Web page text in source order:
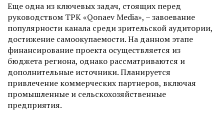
Еще одна из ключевых задач, стоящих перед
руководством ТРК «Qonaev Media», – завое­вание
популярности канала среди зрительской аудитории,
дос­тижение самоокупаемости. На данном этапе
финансирование проекта осуществляется из
бюджета регио­на, однако рассматриваются и
дополнительные источники. Планируется
привлечение коммерческих партнеров, включая
промышленные и сельскохозяйственные
предприятия.